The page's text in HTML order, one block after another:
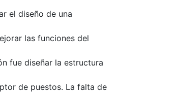
el diseño de una
las funciones del
fue diseñar la estructura
de puestos. La falta de